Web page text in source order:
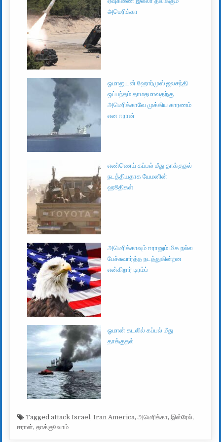
அமெரிக்கா
ஓமானுடன் ஹோர்முஸ் ஜலசந்தி
ஒப்பந்தம் தாமதமாவதற்கு
அமெரிக்காவே முக்கிய காரணம்
என ஈரான்
எண்ணெய் கப்பல் மீது தாக்குதல்
நடத்தியதாக யேமனின்
ஹூதிகள்
அமெரிக்காவும் ஈரானும் மிக நல்ல
பேச்சுவார்த்த நடத்துகின்றன
என்கிறார் டிரம்ப்
ஓமான் கடலில் கப்பல் மீது
தாக்குதல்
Taggedattack Israel ,Iran America,அமெரிக்கா,இஸ்ரேல்,
ஈரான்,தாக்குவோம்